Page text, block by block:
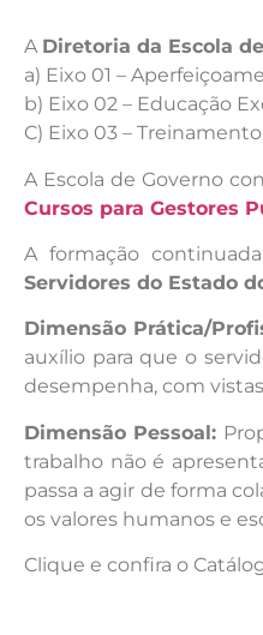
A Diretoria da Escola
a) Eixo 01 –
b) Eixo 02 – Educação
C) Eixo 03 –
A Escola de Governo
Cursos para Gestores
A formação
Servidores do Estado
Dimensão Prática/
auxílio para que o
desempenha, com
Dimensão Pessoal:
trabalho não é
passa a agir de forma
os valores humanos e
Clique e confira o